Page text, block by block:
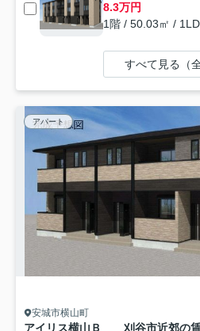
8.3万円
1階 / 50.03㎡ /
すべて見る（
アパート
安城市横山町